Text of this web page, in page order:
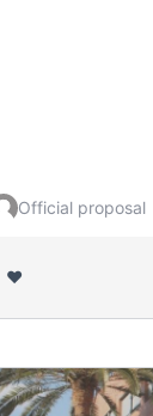
Official proposal
❤️